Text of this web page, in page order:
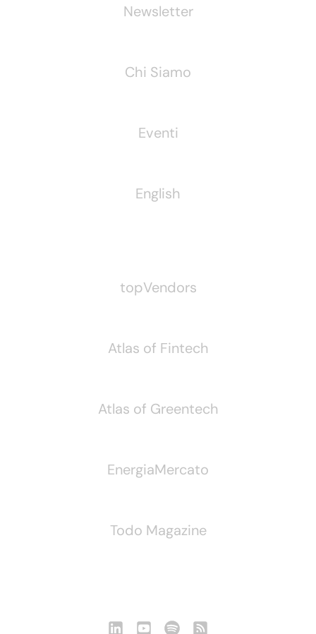
Newsletter
Chi Siamo
Eventi
English
topVendors
Atlas of Fintech
Atlas of Greentech
EnergiaMercato
Todo Magazine